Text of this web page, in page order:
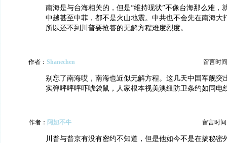
南海是与台海相关的，但是“维持现状”不像台海那么难，
中越甚至中菲，都不是火山地震。中共也不会先在南海大
所以还不到川普要抢答的无解方程难度烈度。
作者： Shanechen 留言时
别忘了南海哎，南海也近似无解方程。这几天中国军舰突
实弹呯呯呯吓唬袋鼠，人家根本视美澳纽防卫条约如同电
作者： 阿妞不牛 留言时间
川普与普京有没有密约不知道，但是他如今不是在搞秘密